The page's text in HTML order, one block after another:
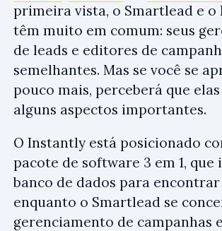
primeira vista, o Smartlead e o
têm muito em comum: seus
de leads e editores de
semelhantes. Mas se você se
pouco mais, perceberá que
alguns aspectos importantes.
O Instantly está posicionado
pacote de software 3 em 1, que
banco de dados para encontrar
enquanto o Smartlead se
gerenciamento de campanhas